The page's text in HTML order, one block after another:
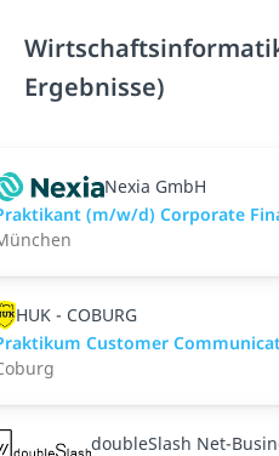
Ergebnisse)
Nexia GmbH
(m/w/d) Corporate
HUK - COBURG
Customer
doubleSlash Net-